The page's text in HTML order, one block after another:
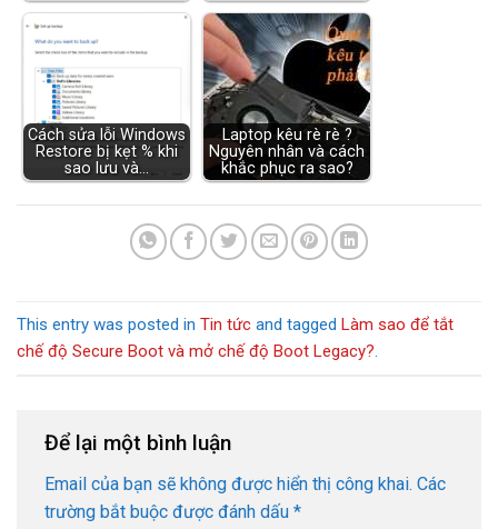
Cách sửa lỗi Windows
Restore bị kẹt % khi
sao lưu và…
Laptop kêu rè rè ?
Nguyên nhân và cách
khắc phục ra sao?
This entry was posted in Tin tức and tagged Làm sao để tắt
chế độ Secure Boot và mở chế độ Boot Legacy?.
Để lại một bình luận
Email của bạn sẽ không được hiển thị công khai. Các
trường bắt buộc được đánh dấu *